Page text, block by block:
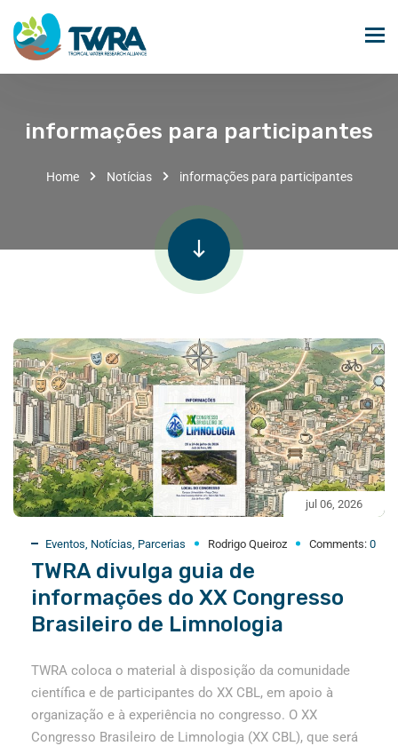
informações para participantes
Home Notícias informações para participantes
jul 06, 2026
Eventos Notícias Parcerias Rodrigo Queiroz Comments: 0
TWRA divulga guia de
informações do XX Congresso
Brasileiro de Limnologia
TWRA coloca o material à disposição da comunidade
científica e de participantes do XX CBL, em apoio à
organização e à experiência no congresso. O XX
Congresso Brasileiro de Limnologia (XX CBL), que será